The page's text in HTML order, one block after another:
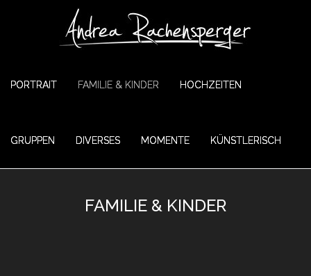
PORTRAIT FAMILIE & KINDER HOCHZEITEN
GRUPPEN DIVERSES MOMENTE KÜNSTLERISCH
FAMILIE & KINDER